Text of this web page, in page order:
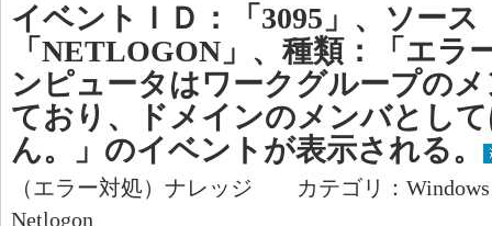
イベントＩＤ：「3095」、ソース
「NETLOGON」、種類：「エラ
ンピュータはワークグループの
ており、ドメインのメンバとし
ん。」のイベントが表示される。
（エラー対処）ナレッジ カテゴリ：
Netlogon